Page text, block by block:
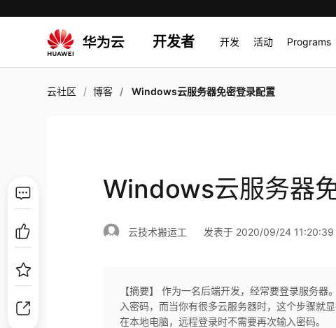
开发者 开发 活动 Programs
云社区 博客 Windows云服务器免密登录配置
Windows云服务器
云技术搬运工 发表于 2020/09/24 11:20:39
【摘要】 作为一名后端开发，经常要登录服务
入密码，而当你有很多云服务器时，这个步骤就
在本地电脑，远程登录时不需要再次输入密码。